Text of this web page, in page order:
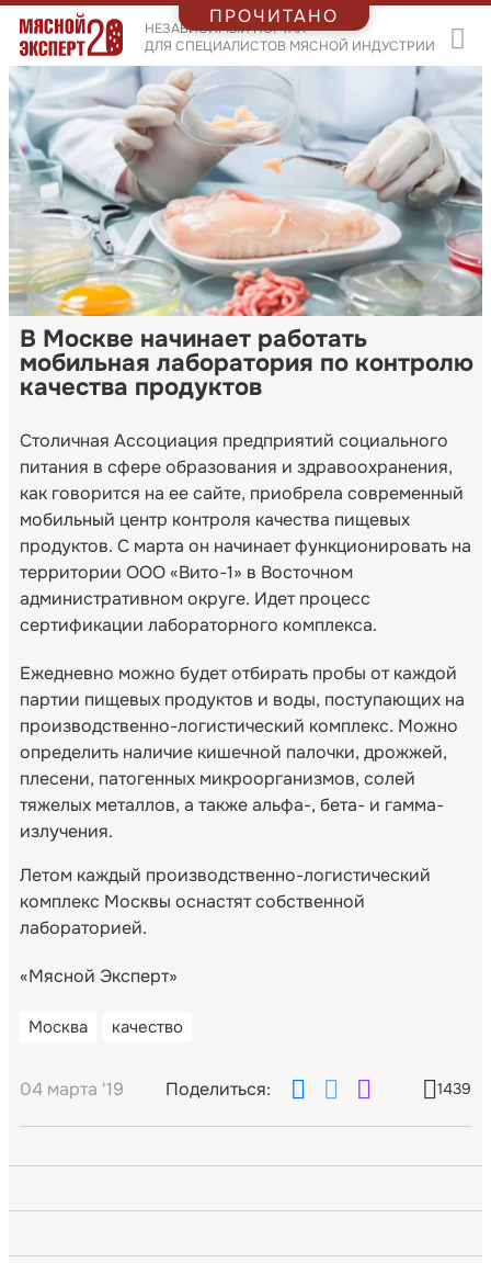
НЕЗАВИСИМЫЙ ПОРТАЛ
ДЛЯ СПЕЦИАЛИСТОВ МЯСНОЙ ИНДУСТРИИ
В Москве начинает работать
мобильная лаборатория по контролю
качества продуктов
Столичная Ассоциация предприятий социального
питания в сфере образования и здравоохранения,
как говорится на ее сайте, приобрела современный
мобильный центр контроля качества пищевых
продуктов. С марта он начинает функционировать на
территории ООО «Вито-1» в Восточном
административном округе. Идет процесс
сертификации лабораторного комплекса.
Ежедневно можно будет отбирать пробы от каждой
партии пищевых продуктов и воды, поступающих на
производственно-логистический комплекс. Можно
определить наличие кишечной палочки, дрожжей,
плесени, патогенных микроорганизмов, солей
тяжелых металлов, а также альфа-, бета- и гамма-
излучения.
Летом каждый производственно-логистический
комплекс Москвы оснастят собственной
лабораторией.
«Мясной Эксперт»
Москва качество
04 марта '19 Поделиться: 1439
ПРОЧИТАНО